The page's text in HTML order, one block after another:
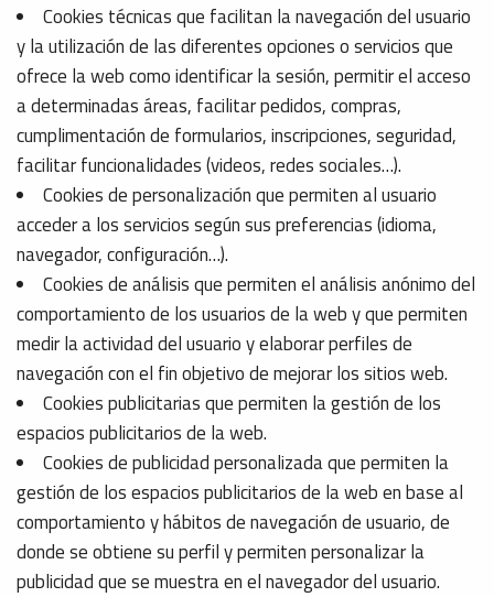
Cookies técnicas que facilitan la navegación del usuario
y la utilización de las diferentes opciones o servicios que
ofrece la web como identificar la sesión, permitir el acceso
a determinadas áreas, facilitar pedidos, compras,
cumplimentación de formularios, inscripciones, seguridad,
facilitar funcionalidades (videos, redes sociales…).
Cookies de personalización que permiten al usuario
acceder a los servicios según sus preferencias (idioma,
navegador, configuración…).
Cookies de análisis que permiten el análisis anónimo del
comportamiento de los usuarios de la web y que permiten
medir la actividad del usuario y elaborar perfiles de
navegación con el fin objetivo de mejorar los sitios web.
Cookies publicitarias que permiten la gestión de los
espacios publicitarios de la web.
Cookies de publicidad personalizada que permiten la
gestión de los espacios publicitarios de la web en base al
comportamiento y hábitos de navegación de usuario, de
donde se obtiene su perfil y permiten personalizar la
publicidad que se muestra en el navegador del usuario.